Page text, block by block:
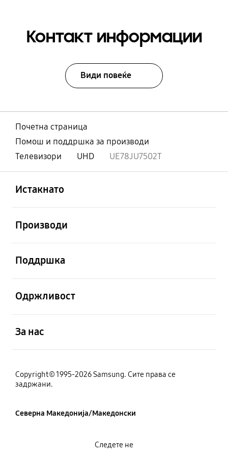
Контакт информации
Види повеќе
Почетна страница
Помош и поддршка за производи
Телевизори
UHD UE78JU7502T
Истакнато
Производи
Поддршка
Одржливост
За нас
Copyright© 1995-2026 Samsung. Сите права се
задржани.
Северна Македонија/Македонски
Следете не